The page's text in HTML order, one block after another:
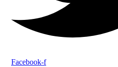
Facebook-f